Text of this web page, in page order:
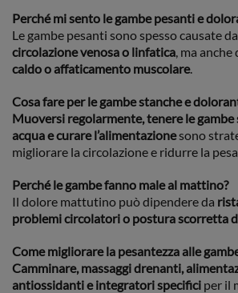
Perché mi sento le gambe pesanti e
Le gambe pesanti sono spesso causate da
circolazione venosa o linfatica, ma anche
caldo o affaticamento muscolare.
Cosa fare per le gambe stanche e
Muoversi regolarmente, tenere le gambe
acqua e curare l’alimentazionesono
migliorare la circolazione e ridurre la
Perché le gambe fanno male al mattino?
Il dolore mattutino può dipendere da
problemi circolatori o postura scorretta
Come migliorare la pesantezza alle
Camminare, massaggi drenanti,
antiossidanti e integratori specifici per il